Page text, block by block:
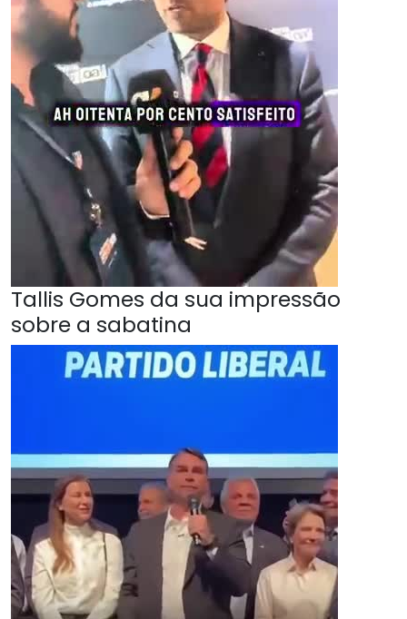
Tallis Gomes da sua impressão
sobre a sabatina